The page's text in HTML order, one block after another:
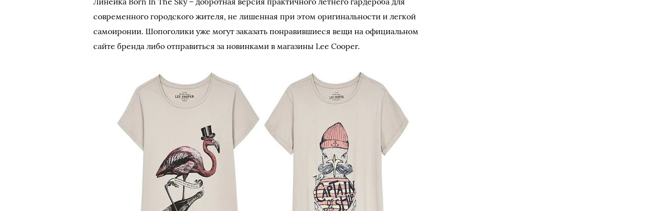
современного городского жителя, не лишенная при этом оригинальности и легкой
самоиронии. Шопоголики уже могут заказать понравившиеся вещи на официальном
сайте бренда либо отправиться за новинками в магазины Lee Cooper.